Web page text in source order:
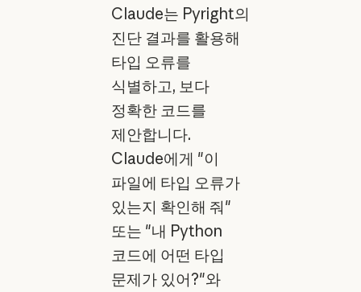
Claude는 Pyright의
진단 결과를 활용해
타입 오류를
식별하고, 보다
정확한 코드를
제안합니다.
Claude에게 "이
파일에 타입 오류가
있는지 확인해 줘"
또는 "내 Python
코드에 어떤 타입
문제가 있어?"와